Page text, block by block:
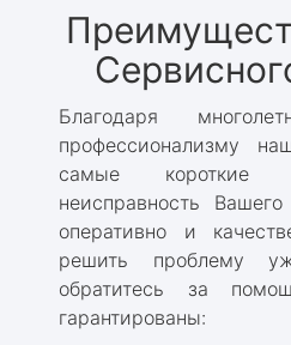
Благодаря
профессионализму
самые короткие
неисправность
оперативно и
решить проблему
обратитесь за
гарантированы: